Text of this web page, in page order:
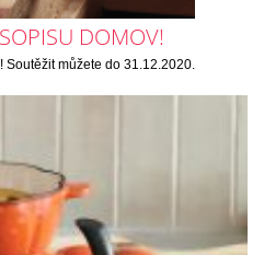
DOMOV!
Soutěžit můžete do 31.12.2020.